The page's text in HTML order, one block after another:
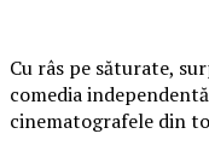
Cu râs pe săturate,
comedia independentă
cinematografele din